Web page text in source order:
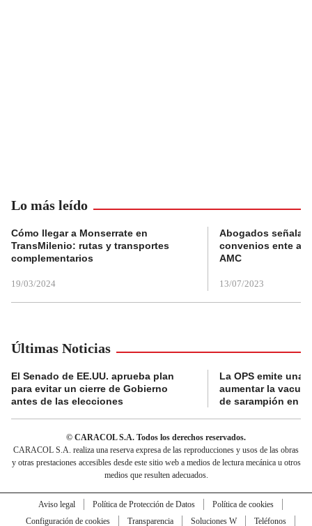
Lo más leído
Cómo llegar a Monserrate en
TransMilenio: rutas y transportes
complementarios
19/03/2024
Abogados
convenios ente
AMC
13/07/2023
Últimas Noticias
El Senado de EE.UU. aprueba plan
para evitar un cierre de Gobierno
antes de las elecciones
La OPS emite una
aumentar la
de sarampión en
© CARACOL S.A. Todos los derechos reservados.
CARACOL S.A. realiza una reserva expresa de las reproducciones y usos de las obras
y otras prestaciones accesibles desde este sitio web a medios de lectura mecánica u otros
medios que resulten adecuados.
Aviso legal Política de Protección de Datos
Política de cookies
Configuración de cookies
Transparencia Soluciones W
Teléfonos